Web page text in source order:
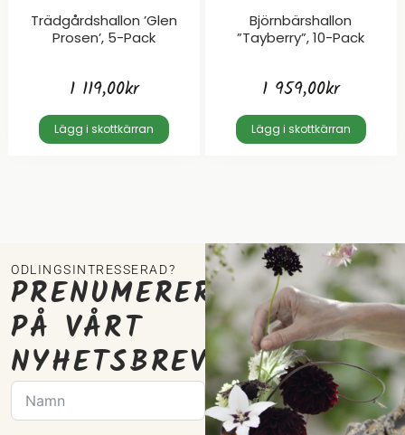
Trädgårdshallon ’Glen
Prosen’, 5-Pack
1 119,00kr
Lägg i skottkärran
Björnbärshallon
”Tayberry”, 10-Pack
1 959,00kr
Lägg i skottkärran
ODLINGSINTRESSERAD?
PRENUMERERA
PÅ VÅRT
NYHETSBREV